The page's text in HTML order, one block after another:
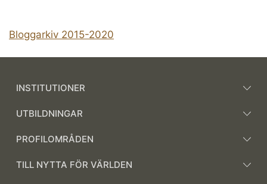
Bloggarkiv 2015-2020
INSTITUTIONER
UTBILDNINGAR
PROFILOMRÅDEN
TILL NYTTA FÖR VÄRLDEN